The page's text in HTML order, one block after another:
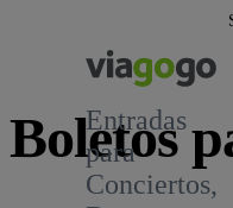
Entradas
para
Conciertos,
Boletos